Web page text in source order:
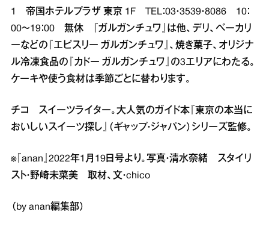
1 帝国ホテルプラザ 東京 1F TEL：03・3539・8086 10：
00～19：00 無休 『ガルガンチュワ』は他、デリ、ベーカリ
ーなどの『エピスリー ガルガンチュワ』、焼き菓子、オリジナ
ル冷凍食品の『カドー ガルガンチュワ』の3エリアにわたる。
ケーキや使う食材は季節ごとに替わります。
チコ スイーツライター。大人気のガイド本『東京の本当に
おいしいスイーツ探し』（ギャップ・ジャパン）シリーズ監修。
※『anan』2022年1月19日号より。写真・清水奈緒 スタイリ
スト・野崎未菜美 取材、文・chico
（by anan編集部）